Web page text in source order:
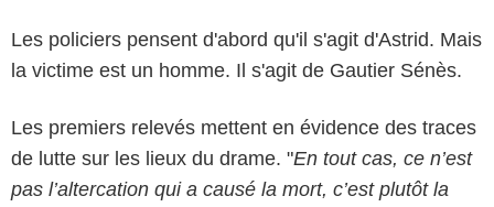
Les policiers pensent d'abord qu'il s'agit d'Astrid. Mais
la victime est un homme. Il s'agit de Gautier Sénès.
Les premiers relevés mettent en évidence des traces
de lutte sur les lieux du drame. "En tout cas, ce n’est
pas l’altercation qui a causé la mort, c’est plutôt la